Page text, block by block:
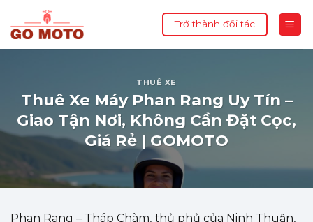
to
content
Trở thành đối tác
THUÊ XE
Thuê Xe Máy Phan Rang Uy Tín –
Giao Tận Nơi, Không Cần Đặt Cọc,
Giá Rẻ | GOMOTO
Phan Rang – Tháp Chàm, thủ phủ của Ninh Thuận,